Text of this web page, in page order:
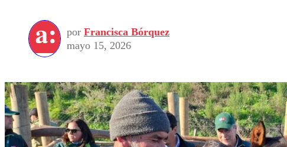
por Francisca Bórquez
mayo 15, 2026